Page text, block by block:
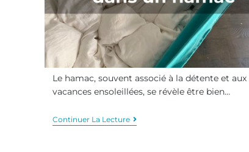
Le hamac, souvent associé à la détente et aux
vacances ensoleillées, se révèle être bien…
Continuer La Lecture